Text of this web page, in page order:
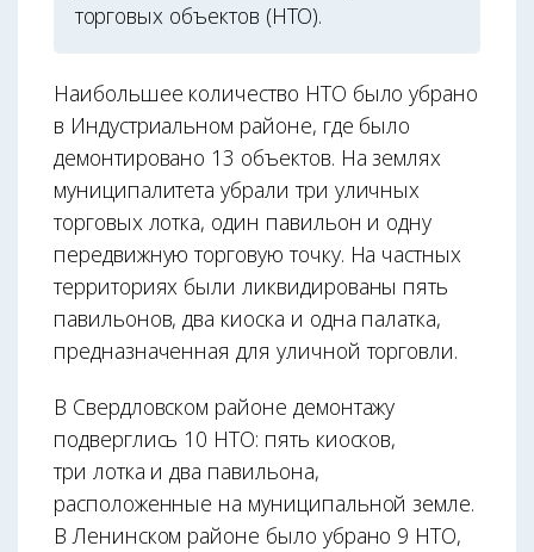
торговых объектов (НТО).
Наибольшее количество НТО было убрано
в Индустриальном районе, где было
демонтировано 13 объектов. На землях
муниципалитета убрали три уличных
торговых лотка, один павильон и одну
передвижную торговую точку. На частных
территориях были ликвидированы пять
павильонов, два киоска и одна палатка,
предназначенная для уличной торговли.
В Свердловском районе демонтажу
подверглись 10 НТО: пять киосков,
три лотка и два павильона,
расположенные на муниципальной земле.
В Ленинском районе было убрано 9 НТО,